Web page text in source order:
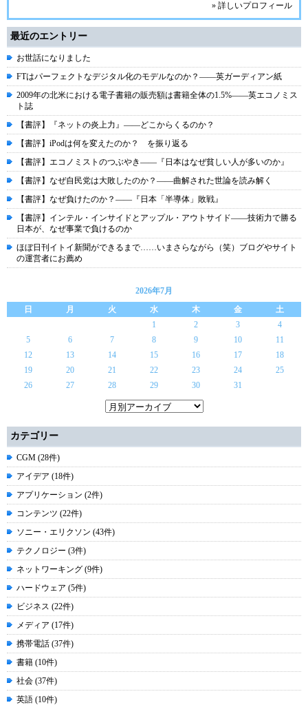
» 詳しいプロフィール
最近のエントリー
お世話になりました
FTはパーフェクトなデジタル化のモデルなのか？――英ガーディアン紙
2009年の北米における電子書籍の販売額は書籍全体の1.5%――英エコノミス
ト誌
【書評】『ネットの炎上力』――どこからくるのか？
【書評】iPodは何を変えたのか？ を振り返る
【書評】エコノミストのつぶやき――『日本はなぜ貧しい人が多いのか』
【書評】なぜ自民党は大敗したのか？――曲解された世論を読み解く
【書評】なぜ負けたのか？――『日本「半導体」敗戦』
【書評】インテル・インサイドとアップル・アウトサイド――技術力で勝る
日本が、なぜ事業で負けるのか
ほぼ日刊イトイ新聞ができるまで……いまさらながら（笑）ブログやサイト
の運営者にお薦め
2026年7月
日
月 火 水 木 金
土
1
2 3
4
5
6 7 8 9 10
11
12
13 14 15 16 17
18
19
20 21 22 23 24
25
26
27 28 29 30 31
カテゴリー
CGM (28件)
アイデア (18件)
アプリケーション (2件)
コンテンツ (22件)
ソニー・エリクソン (43件)
テクノロジー (3件)
ネットワーキング (9件)
ハードウェア (5件)
ビジネス (22件)
メディア (17件)
携帯電話 (37件)
書籍 (10件)
社会 (37件)
英語 (10件)